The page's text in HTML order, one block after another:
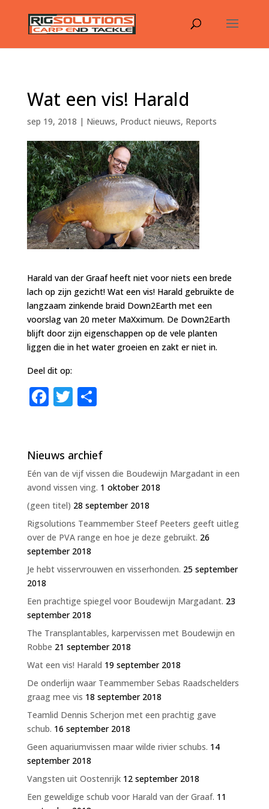
Wat een vis! Harald
sep 19, 2018 | Nieuws, Product nieuws, Reports
Harald van der Graaf heeft niet voor niets een brede
lach op zijn gezicht! Wat een vis! Harald gebruikte de
langzaam zinkende braid Down2Earth met een
voorslag van 20 meter MaXximum. De Down2Earth
blijft door zijn eigenschappen op de vele planten
liggen die in het water groeien en zakt er niet in.
Deel dit op:
F
a
e
b
o
o
k
T
w
te
r
D
n
Nieuws archief
Eén van de vijf vissen die Boudewijn Margadant in een
avond vissen ving. 1 oktober 2018
(geen titel) 28 september 2018
Rigsolutions Teammember Steef Peeters geeft uitleg
over de PVA range en hoe je deze gebruikt. 26
september 2018
Je hebt visservrouwen en visserhonden. 25 september
2018
Een prachtige spiegel voor Boudewijn Margadant. 23
september 2018
The Transplantables, karpervissen met Boudewijn en
Robbe 21 september 2018
Wat een vis! Harald 19 september 2018
De onderlijn waar Teammember Sebas Raadschelders
graag mee vis 18 september 2018
Teamlid Dennis Scherjon met een prachtig gave
schub. 16 september 2018
Geen aquariumvissen maar wilde rivier schubs. 14
september 2018
Vangsten uit Oostenrijk 12 september 2018
Een geweldige schub voor Harald van der Graaf. 11